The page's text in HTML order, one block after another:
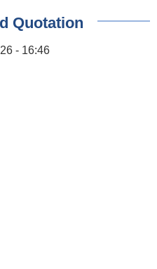
Quotation
- 16:46